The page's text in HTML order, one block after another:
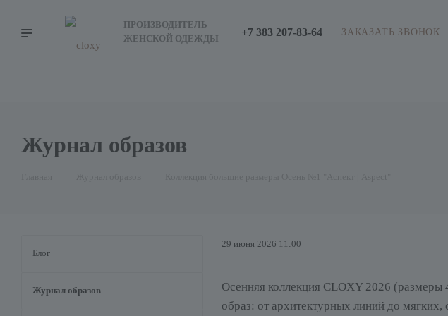
ПРОИЗВОДИТЕЛЬ
ЖЕНСКОЙ ОДЕЖДЫ
+7 383 207-83-64 ЗАКАЗАТЬ ЗВОНОК
Журнал образов
29 июня 2026 11:00
Осенняя коллекция CLOXY 2026 (размеры
образ: от архитектурных линий до
Блог
Журнал образов